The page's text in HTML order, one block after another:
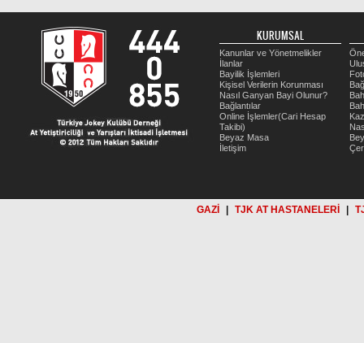
KURUMSAL
Kanunlar ve Yönetmelikler
İlanlar
Bayilik İşlemleri
Kişisel Verilerin Korunması
Nasıl Ganyan Bayi Olunur?
Bağlantılar
Online İşlemler(Cari Hesap
Takibi)
Beyaz Masa
İletişim
GAZİ TJK AT HASTANELERİ